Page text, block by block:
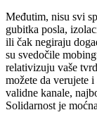
Međutim, nisu svi
gubitka posla,
ili čak negiraju
su svedočile
relativizuju vaše
možete da verujete
validne kanale,
Solidarnost je